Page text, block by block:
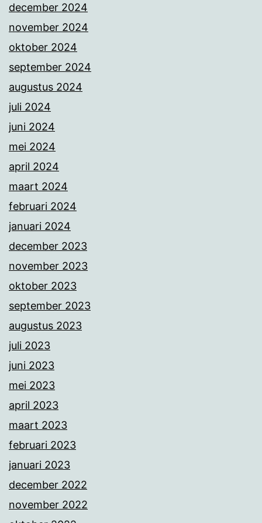
december 2024
november 2024
oktober 2024
september 2024
augustus 2024
juli 2024
juni 2024
mei 2024
april 2024
maart 2024
februari 2024
januari 2024
december 2023
november 2023
oktober 2023
september 2023
augustus 2023
juli 2023
juni 2023
mei 2023
april 2023
maart 2023
februari 2023
januari 2023
december 2022
november 2022